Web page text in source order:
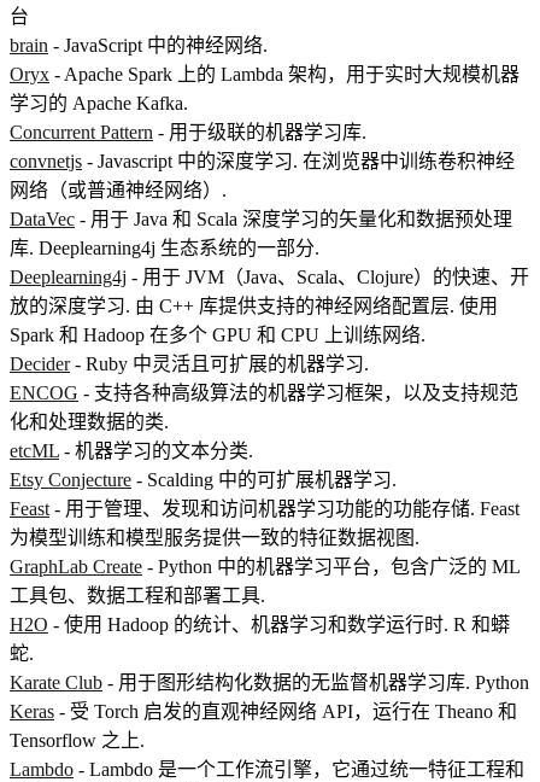
台
brain - JavaScript 中的神经网络.
Oryx - Apache Spark 上的 Lambda 架构，用于实时大规模机器
学习的 Apache Kafka.
Concurrent Pattern - 用于级联的机器学习库.
convnetjs - Javascript 中的深度学习. 在浏览器中训练卷积神经
网络（或普通神经网络）.
DataVec - 用于 Java 和 Scala 深度学习的矢量化和数据预处理
库. Deeplearning4j 生态系统的一部分.
Deeplearning4j - 用于 JVM（Java、Scala、Clojure）的快速、开
放的深度学习. 由 C++ 库提供支持的神经网络配置层. 使用
Spark 和 Hadoop 在多个 GPU 和 CPU 上训练网络.
Decider- Ruby 中灵活且可扩展的机器学习.
ENCOG - 支持各种高级算法的机器学习框架，以及支持规范
化和处理数据的类.
etcML - 机器学习的文本分类.
Etsy Conjecture - Scalding 中的可扩展机器学习.
Feast - 用于管理、发现和访问机器学习功能的功能存储. Feast
为模型训练和模型服务提供一致的特征数据视图.
GraphLab Create - Python 中的机器学习平台，包含广泛的 ML
工具包、数据工程和部署工具.
H2O - 使用 Hadoop 的统计、机器学习和数学运行时. R 和蟒
蛇.
Karate Club - 用于图形结构化数据的无监督机器学习库. Python
Keras - 受 Torch 启发的直观神经网络 API，运行在 Theano 和
Tensorflow 之上.
Lambdo - Lambdo 是一个工作流引擎，它通过统一特征工程和